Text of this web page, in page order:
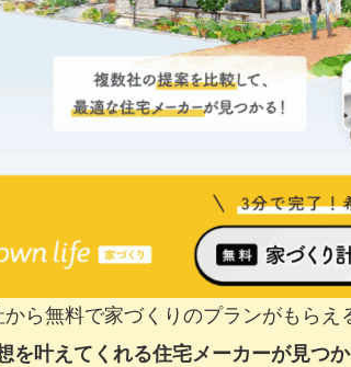
ら無料で家づくりのプランがもらえ
を叶えてくれる住宅メーカーが見つ